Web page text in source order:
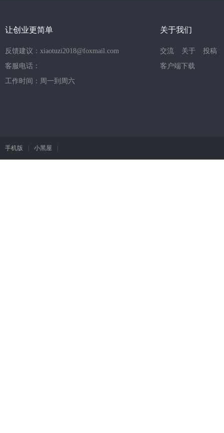
让创业更简单
反馈建议：xiaotuzi2018@foxmail.com
客服电话：
工作时间：周一到周六
关于我们
交流 关于
投稿
客户端下载
手机版 小黑屋